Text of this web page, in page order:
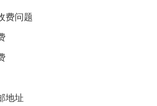
费问题
地址